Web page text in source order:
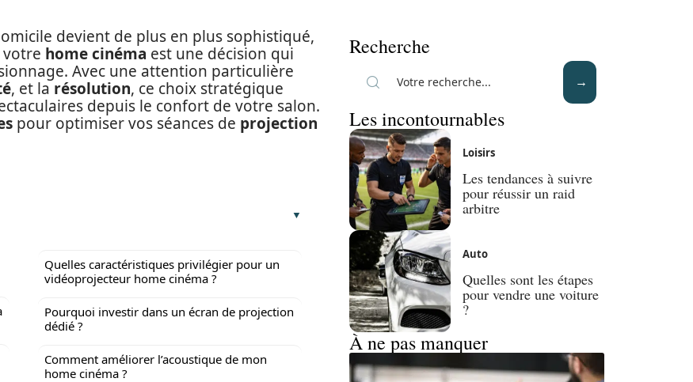
devient de plus en plus sophistiqué,
home cinéma est une décision qui
Avec une attention particulière
, et la résolution, ce choix stratégique
depuis le confort de votre salon.
pour optimiser vos séances de projection
Quelles caractéristiques privilégier pour un
vidéoprojecteur home cinéma ?
Pourquoi investir dans un écran de projection
dédié ?
Comment améliorer l’acoustique de mon
home cinéma ?
Recherche
Les incontournables
Loisirs
Les tendances à suivre
pour réussir un raid
arbitre
Auto
Quelles sont les étapes
pour vendre une voiture
?
À ne pas manquer